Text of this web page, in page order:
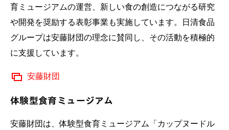
育ミュージアムの運営、新しい食の創造につながる研究
や開発を奨励する表彰事業も実施しています。日清食品
グループは安藤財団の理念に賛同し、その活動を積極的
に支援しています。
安藤財団
体験型食育ミュージアム
安藤財団は、体験型食育ミュージアム「カップヌードル